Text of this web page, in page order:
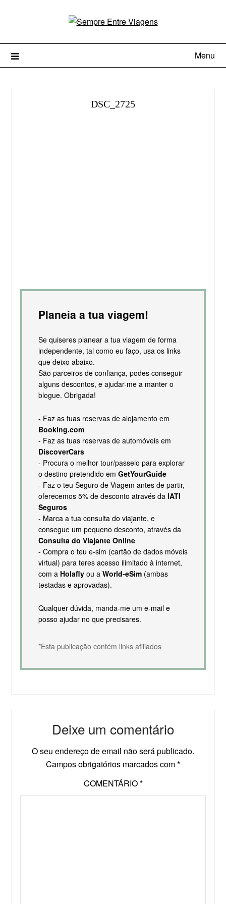
Menu
DSC_2725
Planeia a tua viagem!
Se quiseres planear a tua viagem de forma
independente, tal como eu faço, usa os links
que deixo abaixo.
São parceiros de confiança, podes conseguir
alguns descontos, e ajudar-me a manter o
blogue. Obrigada!
- Faz as tuas reservas de alojamento em
Booking.com
- Faz as tuas reservas de automóveis em
DiscoverCars
- Procura o melhor tour/passeio para explorar
o destino pretendido em GetYourGuide
- Faz o teu Seguro de Viagem antes de partir,
oferecemos 5% de desconto através da IATI
Seguros
- Marca a tua consulta do viajante, e
consegue um pequeno desconto, através da
Consulta do Viajante Online
- Compra o teu e-sim (cartão de dados móveis
virtual) para teres acesso ilimitado à internet,
com a Holaflyou a World-eSim(ambas
testadas e aprovadas).
Qualquer dúvida, manda-me um e-mail e
posso ajudar no que precisares.
*Esta publicação contém links afiliados
Deixe um comentário
O seu endereço de email não será publicado.
Campos obrigatórios marcados com*
COMENTÁRIO*